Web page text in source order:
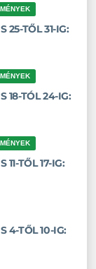
25-TŐL 31-IG:
18-TÓL 24-IG:
TŐL 17-IG:
4-TŐL 10-IG: